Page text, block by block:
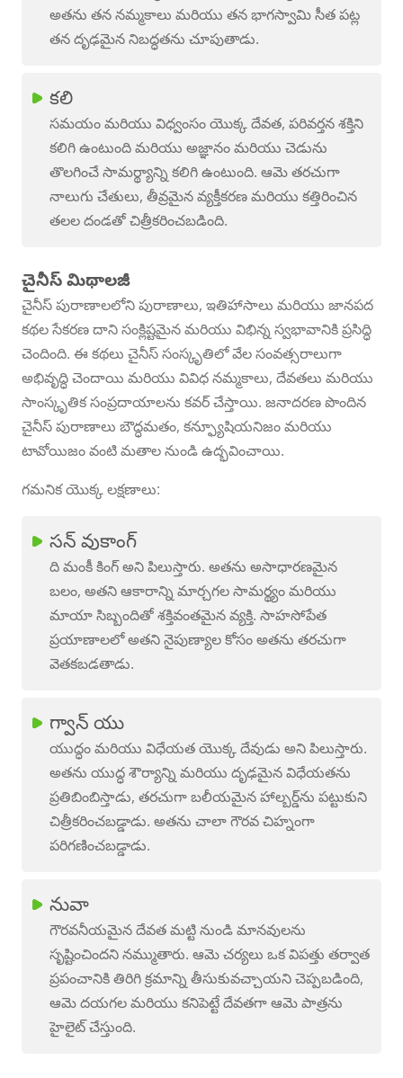
అతను తన నమ్మకాలు మరియు తన భాగస్వామి సీత పట్ల
తన దృఢమైన నిబద్ధతను చూపుతాడు.
కలి
సమయం మరియు విధ్వంసం యొక్క దేవత, పరివర్తన శక్తిని
కలిగి ఉంటుంది మరియు అజ్ఞానం మరియు చెడును
తొలగించే సామర్థ్యాన్ని కలిగి ఉంటుంది. ఆమె తరచుగా
నాలుగు చేతులు, తీవ్రమైన వ్యక్తీకరణ మరియు కత్తిరించిన
తలల దండతో చిత్రీకరించబడింది.
చైనీస్ మిథాలజీ
చైనీస్ పురాణాలలోని పురాణాలు, ఇతిహాసాలు మరియు జానపద
కథల సేకరణ దాని సంక్లిష్టమైన మరియు విభిన్న స్వభావానికి ప్రసిద్ధి
చెందింది. ఈ కథలు చైనీస్ సంస్కృతిలో వేల సంవత్సరాలుగా
అభివృద్ధి చెందాయి మరియు వివిధ నమ్మకాలు, దేవతలు మరియు
సాంస్కృతిక సంప్రదాయాలను కవర్ చేస్తాయి. జనాదరణ పొందిన
చైనీస్ పురాణాలు బౌద్ధమతం, కన్ఫ్యూషియనిజం మరియు
టావోయిజం వంటి మతాల నుండి ఉద్భవించాయి.
గమనిక యొక్క లక్షణాలు:
సన్ వుకాంగ్
ది మంకీ కింగ్ అని పిలుస్తారు. అతను అసాధారణమైన
బలం, అతని ఆకారాన్ని మార్చగల సామర్థ్యం మరియు
మాయా సిబ్బందితో శక్తివంతమైన వ్యక్తి. సాహసోపేత
ప్రయాణాలలో అతని నైపుణ్యాల కోసం అతను తరచుగా
వెతకబడతాడు.
గ్వాన్ యు
యుద్ధం మరియు విధేయత యొక్క దేవుడు అని పిలుస్తారు.
అతను యుద్ధ శౌర్యాన్ని మరియు దృఢమైన విధేయతను
ప్రతిబింబిస్తాడు, తరచుగా బలీయమైన హాల్బర్డ్‌ను పట్టుకుని
చిత్రీకరించబడ్డాడు. అతను చాలా గౌరవ చిహ్నంగా
పరిగణించబడ్డాడు.
నువా
గౌరవనీయమైన దేవత మట్టి నుండి మానవులను
సృష్టించిందని నమ్ముతారు. ఆమె చర్యలు ఒక విపత్తు తర్వాత
ప్రపంచానికి తిరిగి క్రమాన్ని తీసుకువచ్చాయని చెప్పబడింది,
ఆమె దయగల మరియు కనిపెట్టే దేవతగా ఆమె పాత్రను
హైలైట్ చేస్తుంది.